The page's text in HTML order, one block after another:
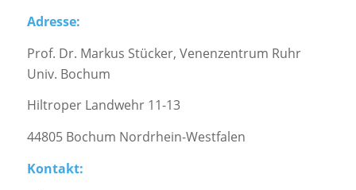
Adresse:
Prof. Dr. Markus Stücker, Venenzentrum Ruhr
Univ. Bochum
Hiltroper Landwehr 11-13
44805 Bochum Nordrhein-Westfalen
Kontakt: